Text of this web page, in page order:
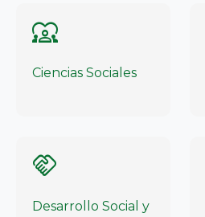
diversity_1
Ciencias Sociales
handshake
Desarrollo Social y